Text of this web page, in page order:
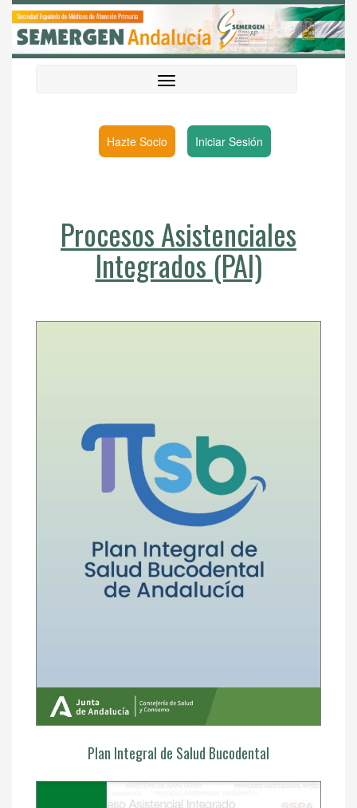
Hazte Socio Iniciar Sesión
Procesos Asistenciales
Integrados (PAI)
Plan Integral de Salud Bucodental